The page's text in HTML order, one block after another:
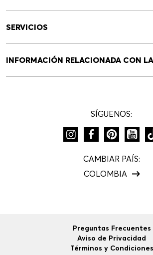
SERVICIOS
INFORMACIÓN RELACIONADA CON
SÍGUENOS:
CAMBIAR PAÍS:
COLOMBIA
Preguntas Frecuentes
Aviso de Privacidad
Términos y Condiciones